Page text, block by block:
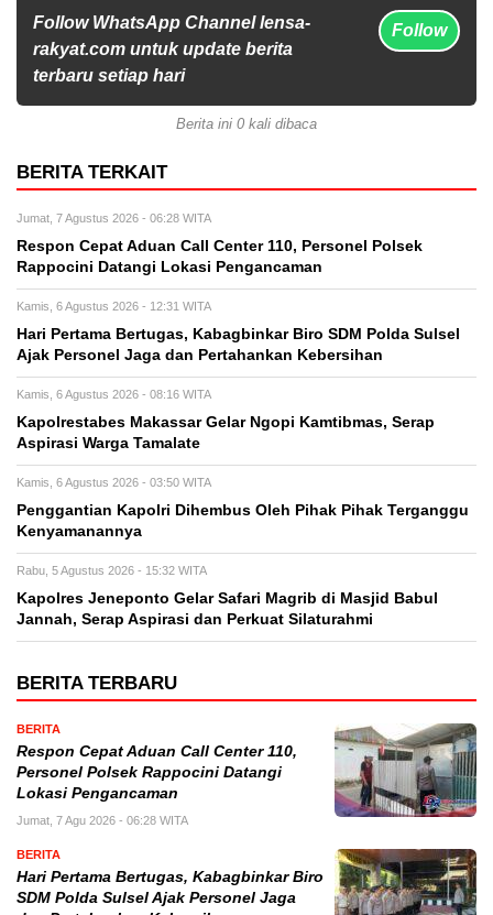
Follow WhatsApp Channel lensa-
rakyat.com untuk update berita
terbaru setiap hari
Follow
Berita ini 0 kali dibaca
BERITA TERKAIT
Jumat, 7 Agustus 2026 - 06:28 WITA
Respon Cepat Aduan Call Center 110, Personel Polsek
Rappocini Datangi Lokasi Pengancaman
Kamis, 6 Agustus 2026 - 12:31 WITA
Hari Pertama Bertugas, Kabagbinkar Biro SDM Polda Sulsel
Ajak Personel Jaga dan Pertahankan Kebersihan
Kamis, 6 Agustus 2026 - 08:16 WITA
Kapolrestabes Makassar Gelar Ngopi Kamtibmas, Serap
Aspirasi Warga Tamalate
Kamis, 6 Agustus 2026 - 03:50 WITA
Penggantian Kapolri Dihembus Oleh Pihak Pihak Terganggu
Kenyamanannya
Rabu, 5 Agustus 2026 - 15:32 WITA
Kapolres Jeneponto Gelar Safari Magrib di Masjid Babul
Jannah, Serap Aspirasi dan Perkuat Silaturahmi
BERITA TERBARU
BERITA
Respon Cepat Aduan Call Center 110,
Personel Polsek Rappocini Datangi
Lokasi Pengancaman
Jumat, 7 Agu 2026 - 06:28 WITA
BERITA
Hari Pertama Bertugas, Kabagbinkar Biro
SDM Polda Sulsel Ajak Personel Jaga